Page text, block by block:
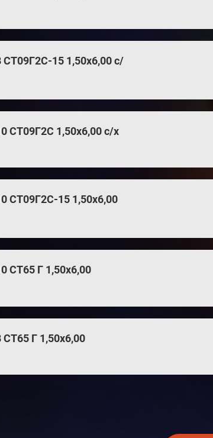
СТ09Г2С-15 1,50х6,00 с/
СТ09Г2С 1,50х6,00 с/х
СТ09Г2С-15 1,50х6,00
СТ65 Г 1,50х6,00
СТ65 Г 1,50х6,00